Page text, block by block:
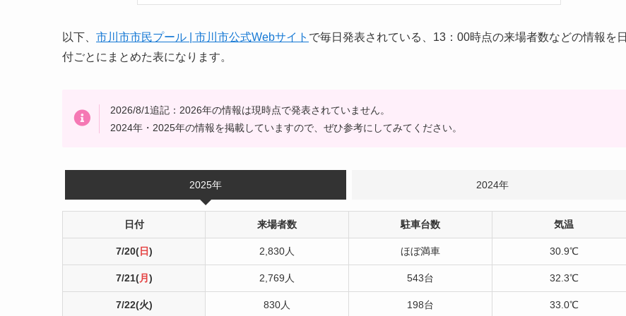
以下、 市川市市民プール | 市川市公式Webサイト で毎日発表されている、13：00時点の来場者数などの情報を日
付ごとにまとめた表になります。
2026/8/1追記：2026年の情報は現時点で発表されていません。
2024年・2025年の情報を掲載していますので、ぜひ参考にしてみてください。
2025年 2024年
日付 来場者数 駐車台数 気温
7/20(日) 2,830人 ほぼ満車 30.9℃
7/21(月 ) 2,769人 543台 32.3℃
7/22(火) 830人 198台 33.0℃